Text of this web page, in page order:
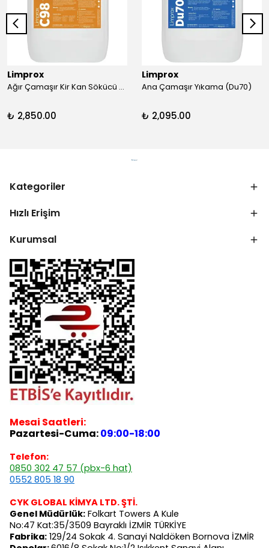
Limprox
Ağır Çamaşır Kir Kan Sökücü (C98)
₺ 2,850.00
Limprox
Ana Çamaşır Yıkama (Du70)
₺ 2,095.00
Kategoriler
Hızlı Erişim
Kurumsal
Mesai Saatleri:
Pazartesi-Cuma:09:00-18:00
Telefon:
0850 302 47 57 (pbx-6 hat)
0552 805 18 90
CYK GLOBAL KİMYA LTD. ŞTİ.
Genel Müdürlük: Folkart Towers A Kule
No:47 Kat:35/3509 Bayraklı İZMİR TÜRKİYE
Fabrika: 129/24 Sokak 4. Sanayi Naldöken Bornova İZMİR